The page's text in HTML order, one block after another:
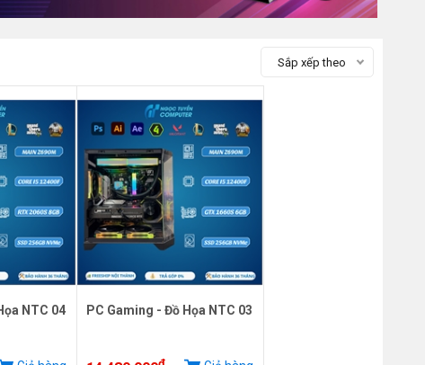
Sắp xếp theo
NTC 04 PC Gaming - Đồ Họa NTC 03